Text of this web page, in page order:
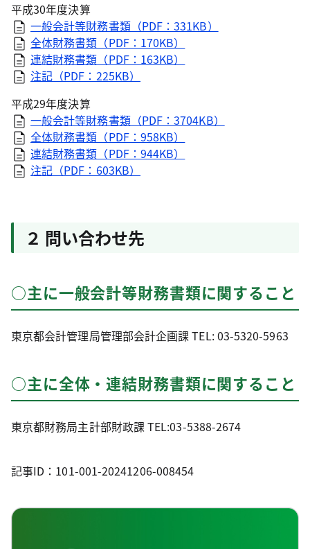
平成30年度決算
一般会計等財務書類（PDF：331KB）
全体財務書類（PDF：170KB）
連結財務書類（PDF：163KB）
注記（PDF：225KB）
平成29年度決算
一般会計等財務書類（PDF：3704KB）
全体財務書類（PDF：958KB）
連結財務書類（PDF：944KB）
注記（PDF：603KB）
２ 問い合わせ先
○主に一般会計等財務書類に関すること
東京都会計管理局管理部会計企画課 TEL: 03-5320-5963
○主に全体・連結財務書類に関すること
東京都財務局主計部財政課 TEL:03-5388-2674
記事ID：101-001-20241206-008454